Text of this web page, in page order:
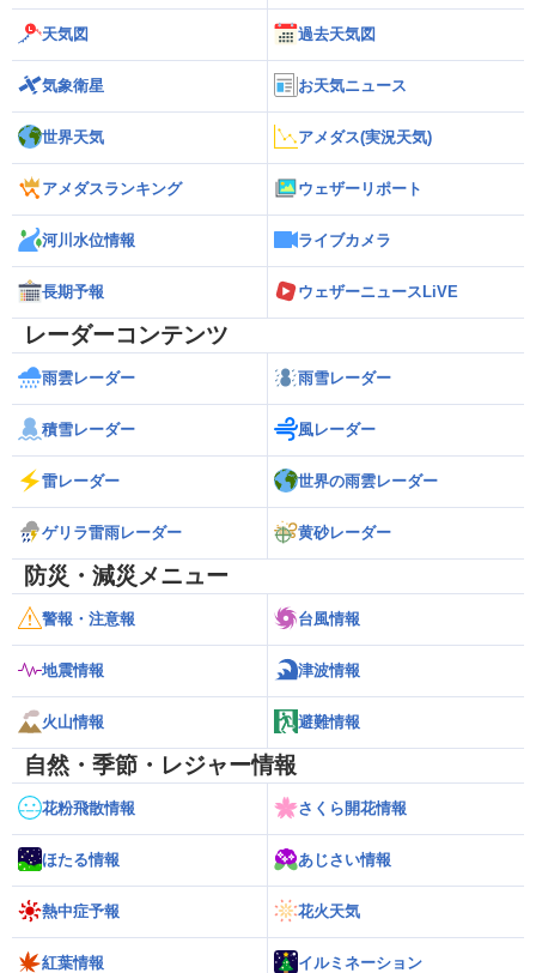
天気図 過去天気図
気象衛星 お天気ニュース
世界天気 アメダス(実況天気)
アメダスランキング ウェザーリポート
河川水位情報 ライブカメラ
長期予報 ウェザーニュースLiVE
レーダーコンテンツ
雨雲レーダー 雨雪レーダー
積雪レーダー 風レーダー
雷レーダー 世界の雨雲レーダー
ゲリラ雷雨レーダー 黄砂レーダー
防災・減災メニュー
警報・注意報 台風情報
地震情報 津波情報
火山情報 避難情報
自然・季節・レジャー情報
花粉飛散情報 さくら開花情報
ほたる情報 あじさい情報
熱中症予報 花火天気
紅葉情報 イルミネーション